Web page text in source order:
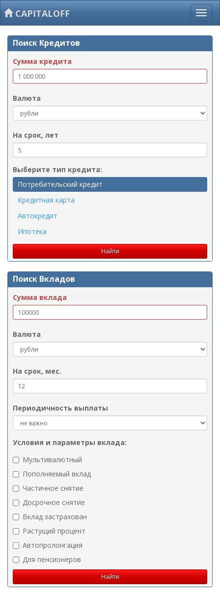
CAPITALOFF
Поиск Кредитов
Сумма кредита
Валюта
На срок, лет
Выберите тип кредита:
Потребительский кредит
Кредитная карта
Автокредит
Ипотека
Поиск Вкладов
Сумма вклада
Валюта
На срок, мес.
Периодичность выплаты
Условия и параметры вклада:
Мультивалютный
Пополняемый вклад
Частичное снятие
Досрочное снятие
Вклад застрахован
Растущий процент
Автопролонгация
Для пенсионеров